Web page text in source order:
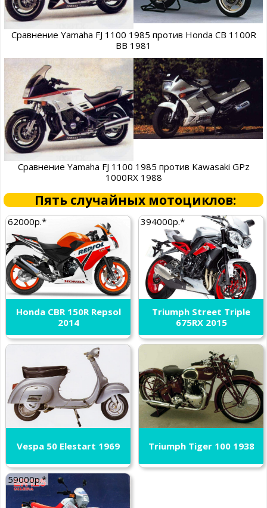
Сравнение Yamaha FJ 1100 1985 против Honda CB 1100R
BB 1981
Сравнение Yamaha FJ 1100 1985 против Kawasaki GPz
1000RX 1988
Пять случайных мотоциклов:
62000р.*
Honda CBR 150R Repsol
2014
394000р.*
Triumph Street Triple
675RX 2015
Vespa 50 Elestart 1969 Triumph Tiger 100 1938
59000р.*